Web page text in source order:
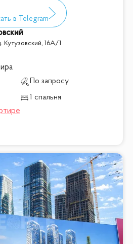
Кутузовский, 16А/1
По запросу
1 спальня